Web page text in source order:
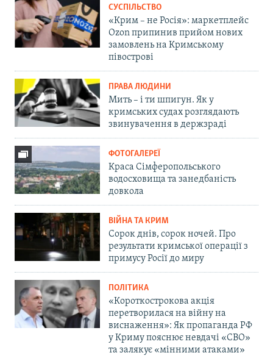
СУСПІЛЬСТВО
«Крим – не Росія»: маркетплейс
Ozon припинив прийом нових
замовлень на Кримському
півострові
ПРАВА ЛЮДИНИ
Мить – і ти шпигун. Як у
кримських судах розглядають
звинувачення в держзраді
ФОТОГАЛЕРЕЇ
Краса Сімферопольського
водосховища та занедбаність
довкола
ВІЙНА ТА КРИМ
Сорок днів, сорок ночей. Про
результати кримської операції з
примусу Росії до миру
ПОЛІТИКА
«Короткострокова акція
перетворилася на війну на
виснаження»: Як пропаганда РФ
у Криму пояснює невдачі «СВО»
та залякує «мінними атаками»